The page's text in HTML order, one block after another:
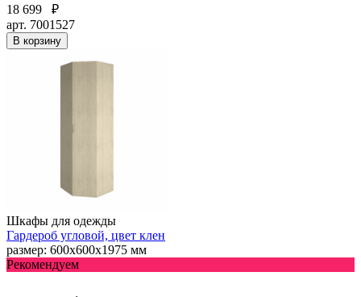
18 699
₽
арт. 7001527
В корзину
Шкафы для одежды
Гардероб угловой, цвет клен
размер: 600х600х1975 мм
Рекомендуем